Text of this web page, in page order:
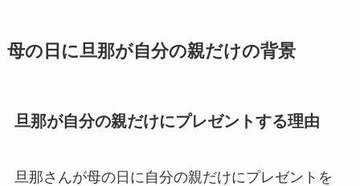
母の日に旦那が自分の親だけの背景
旦那が自分の親だけにプレゼントする理由
旦那さんが母の日に自分の親だけにプレゼントを